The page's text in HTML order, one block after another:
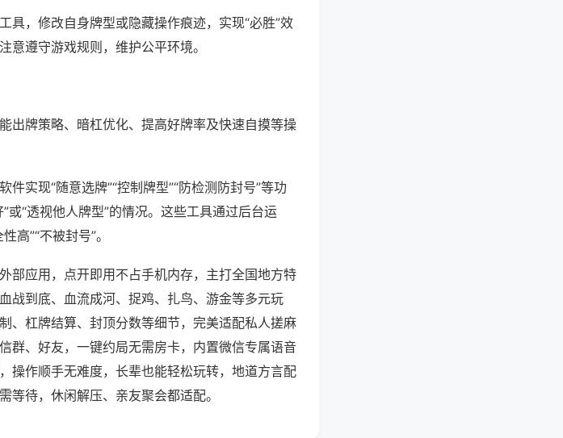
具，修改自身牌型或隐藏操作痕迹，实现“必胜”效
意遵守游戏规则，维护公平环境。
出牌策略、暗杠优化、提高好牌率及快速自摸等操
实现“随意选牌”“控制牌型”“防检测防封号”等功
或“透视他人牌型”的情况。这些工具通过后台运
高”“不被封号”。
部应用，点开即用不占手机内存，主打全国地方特
战到底、血流成河、捉鸡、扎鸟、游金等多元玩
、杠牌结算、封顶分数等细节，完美适配私人搓麻
群、好友，一键约局无需房卡，内置微信专属语音
操作顺手无难度，长辈也能轻松玩转，地道方言配
等待，休闲解压、亲友聚会都适配。